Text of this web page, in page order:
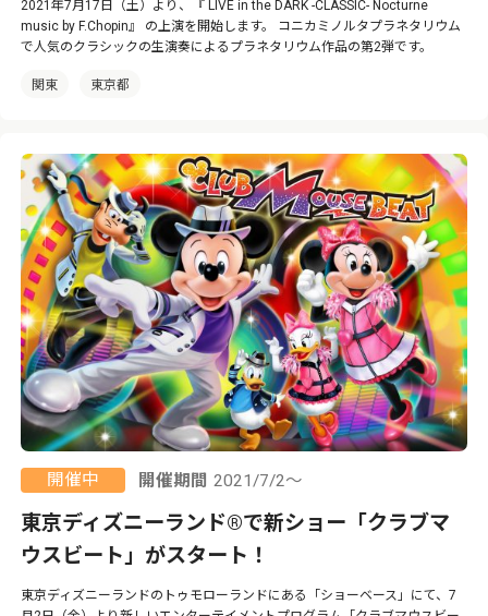
2021年7月17日（土）より、『 LIVE in the DARK -CLASSIC- Nocturne
music by F.Chopin』 の上演を開始します。 コニカミノルタプラネタリウム
で人気のクラシックの生演奏によるプラネタリウム作品の第2弾です。
関東 東京都
開催中 開催期間 2021/7/2～
東京ディズニーランド®で新ショー「クラブマ
ウスビート」がスタート！
東京ディズニーランドのトゥモローランドにある「ショーベース」にて、7